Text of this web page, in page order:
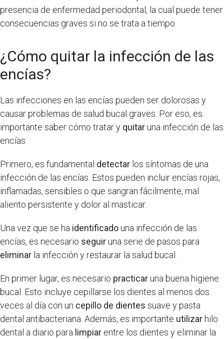
presencia de enfermedad periodontal, la cual puede tener
consecuencias graves si no se trata a tiempo.
¿Cómo quitar la infección de las
encías?
Las infecciones en las encías pueden ser dolorosas y
causar problemas de salud bucal graves. Por eso, es
importante saber cómo tratar y quitaruna infección de las
encías.
Primero, es fundamental detectar los síntomas de una
infección de las encías. Estos pueden incluir encías rojas,
inflamadas, sensibles o que sangran fácilmente, mal
aliento persistente y dolor al masticar.
Una vez que se ha identificadouna infección de las
encías, es necesario seguiruna serie de pasos para
eliminar la infección y restaurar la salud bucal.
En primer lugar, es necesario practicaruna buena higiene
bucal. Esto incluye cepillarse los dientes al menos dos
veces al día con un cepillo de dientes suave y pasta
dental antibacteriana. Además, es importante utilizar hilo
dental a diario para limpiar entre los dientes y eliminar la